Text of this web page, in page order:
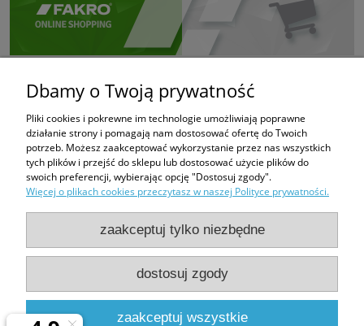
PHUP FUGAZI
Bratków 6
43-100 Tychy
Dbamy o Twoją prywatność
Pliki cookies i pokrewne im technologie umożliwiają poprawne
działanie strony i pomagają nam dostosować ofertę do Twoich
potrzeb. Możesz zaakceptować wykorzystanie przez nas wszystkich
tych plików i przejść do sklepu lub dostosować użycie plików do
swoich preferencji, wybierając opcję "Dostosuj zgody".
Więcej o plikach cookies przeczytasz w naszej Polityce prywatności.
zaakceptuj tylko niezbędne
dostosuj zgody
zaakceptuj wszystkie